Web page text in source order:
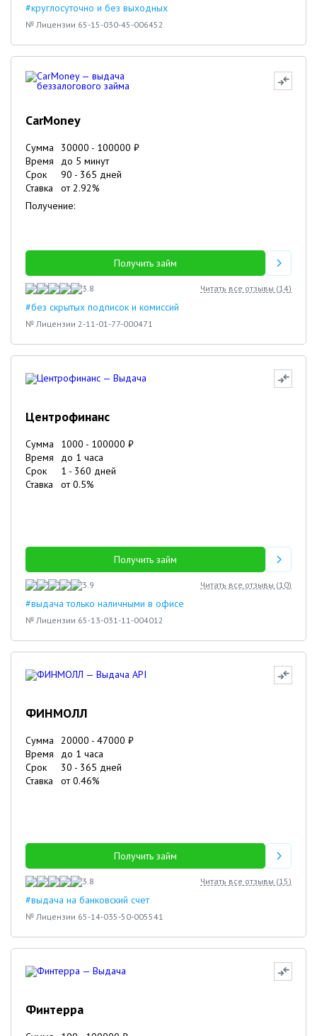
#круглосуточно и без выходных
№ Лицензии 65-15-030-45-006452
CarMoney
Сумма 30000 - 100000 ₽
Время
до 5 минут
Срок
90 - 365 дней
Ставка
от2.92%
Получение:
Получить займ
3.8 Читать все отзывы (14)
#без скрытых подписок и комиссий
№ Лицензии 2-11-01-77-000471
Центрофинанс
Сумма 1000 - 100000 ₽
Время
до 1 часа
Срок
1 - 360 дней
Ставка
от0.5%
Получить займ
3.9 Читать все отзывы (10)
#выдача только наличными в офисе
№ Лицензии 65-13-031-11-004012
ФИНМОЛЛ
Сумма 20000 - 47000 ₽
Время
до 1 часа
Срок
30 - 365 дней
Ставка
от0.46%
Получить займ
3.8 Читать все отзывы (15)
#выдача на банковский счет
№ Лицензии 65-14-035-50-005541
Финтерра